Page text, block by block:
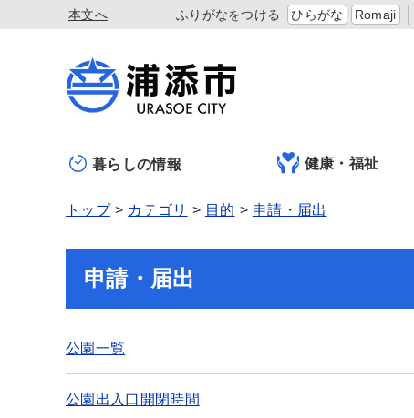
本文へ ふりがなをつける ひらがな Romaji
暮らしの情報 健康・福祉
トップ カテゴリ 目的 申請・届出
申請・届出
公園一覧
公園出入口開閉時間